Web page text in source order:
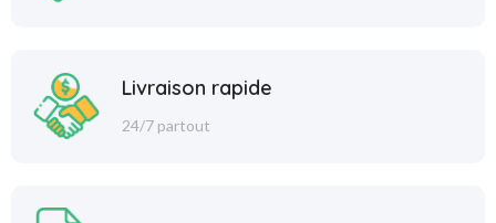
Livraison rapide
24/7 partout